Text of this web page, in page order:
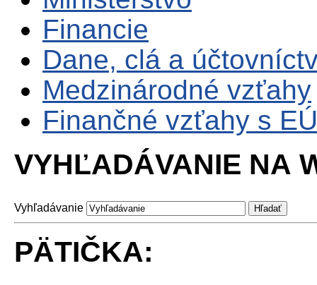
Financie
Dane, clá a
Medzinárodné vzťahy
Finančné vzťahy s EÚ
VYHĽADÁVANIE NA
Vyhľadávanie
PÄTIČKA: